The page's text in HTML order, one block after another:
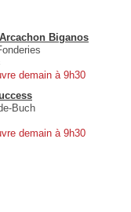
Biganos
demain à 9h30
Buch
demain à 9h30